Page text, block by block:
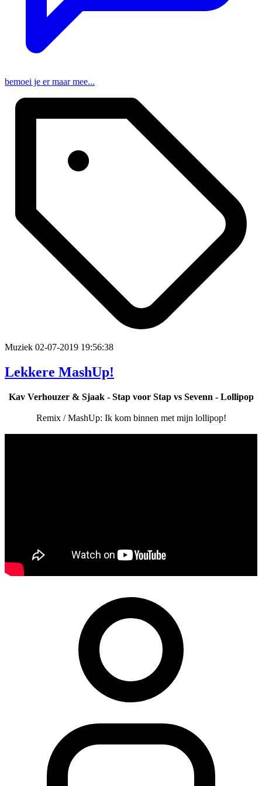
bemoei je er maar mee...
Muziek 02-07-2019 19:56:38
Lekkere MashUp!
Kav Verhouzer & Sjaak - Stap voor Stap vs Sevenn - Lollipop
Remix / MashUp: Ik kom binnen met mijn lollipop!